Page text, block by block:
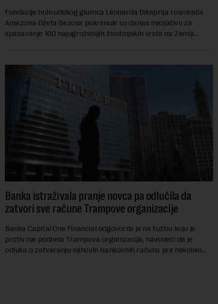
Fondacije holivudskog glumca Leonarda Dikaprija i osnivača
Amazona Džefa Bezosa pokrenule su danas inicijativu za
spasavanje 100 najugroženijih životinjskih vrsta na Zemlji
Banka istraživala pranje novca pa odlučila da
zatvori sve račune Trampove organizacije
Banka Capital One Financial odgovorila je na tužbu koju je
protiv nje podnela Trampova organizacija, navodeći da je
odluka o zatvaranju njihovih bankovnih računa pre nekoliko